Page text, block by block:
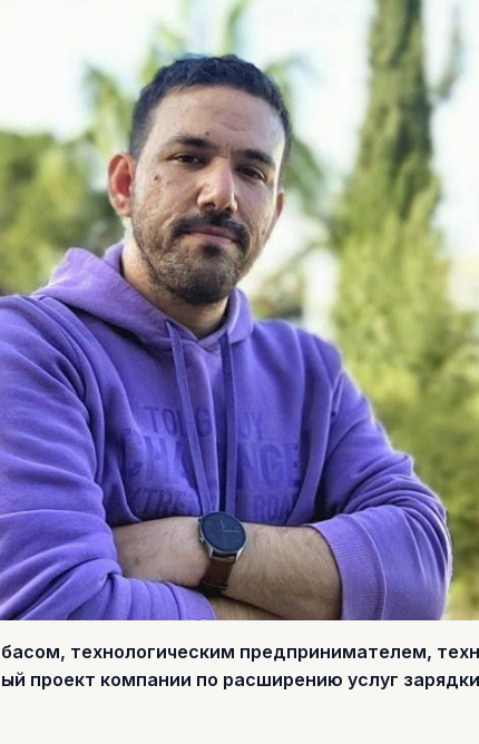
технологическим предпринимателем,
проект компании по расширению услуг